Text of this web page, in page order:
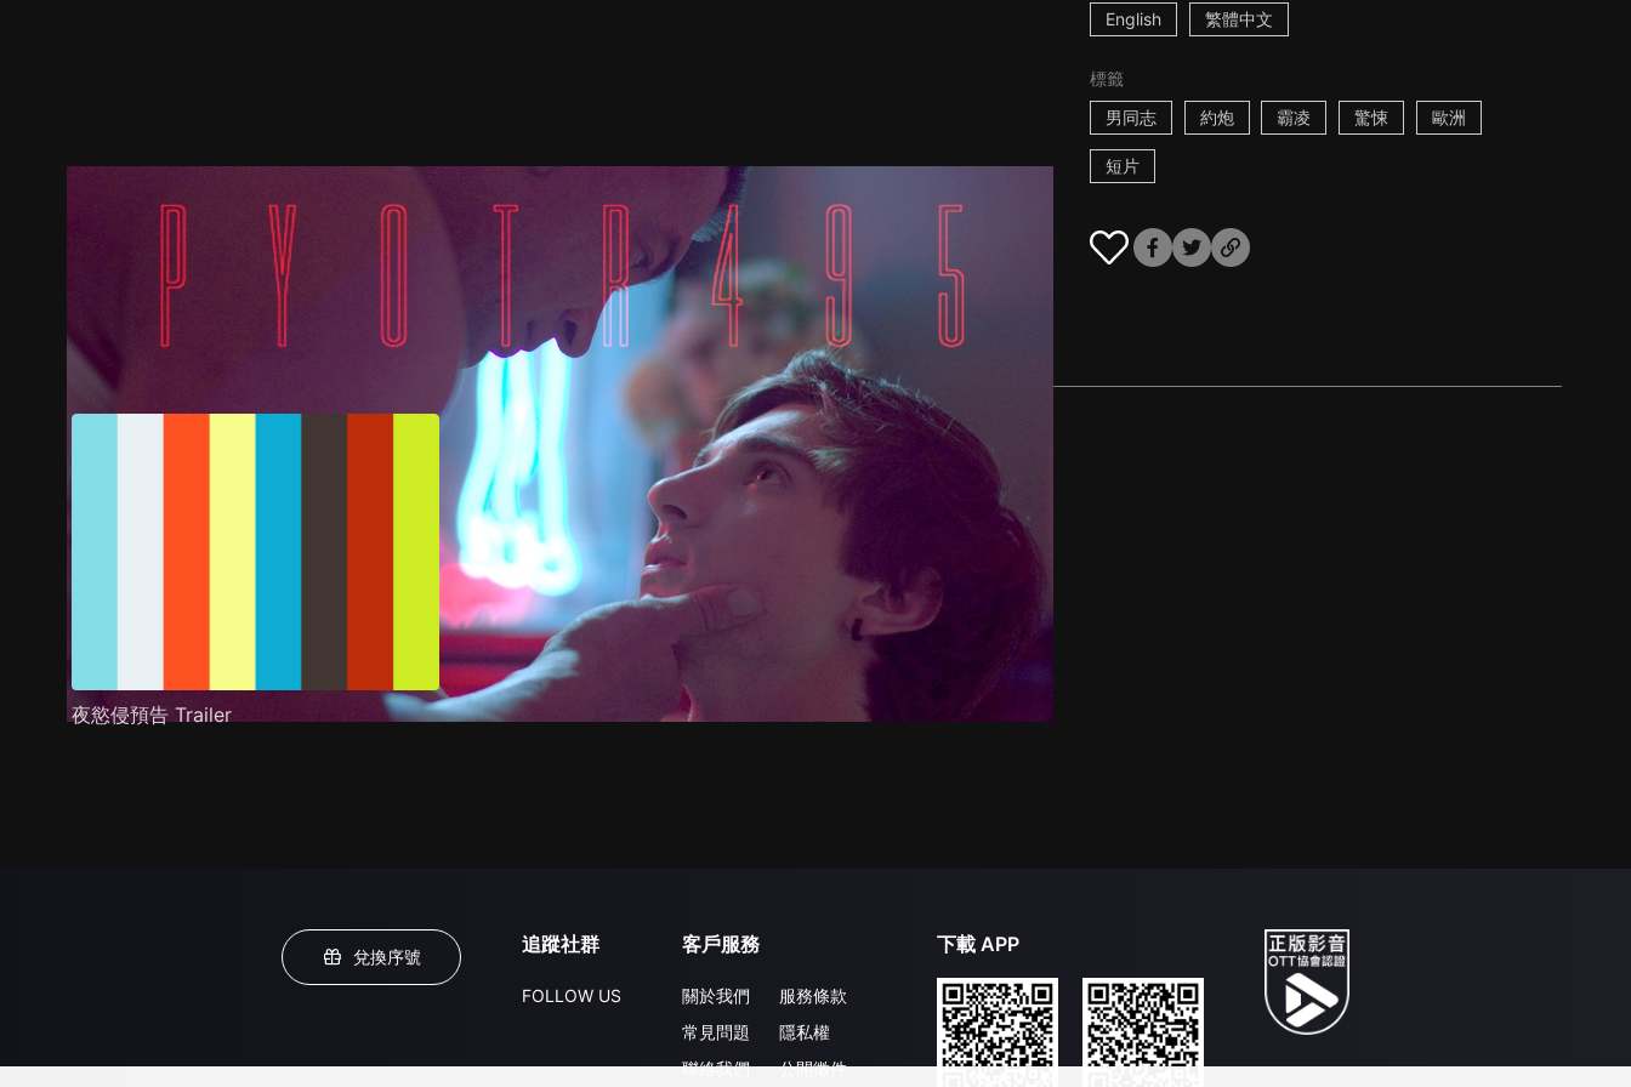
English 繁體中文
標籤
男同志
約炮 霸凌 驚悚 歐洲
短片
預告 劇照 推薦影片 劇情介紹
夜慾侵預告 Trailer
兌換序號
追蹤社群
FOLLOW US
客戶服務
關於我們
常見問題
聯絡我們
服務條款
隱私權
公開徵件
下載 APP